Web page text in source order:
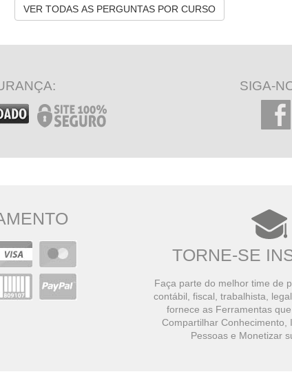
VER TODAS AS PERGUNTAS POR CURSO
SIGA-
TORNE-SE
Faça parte do melhor time de
contábil, fiscal, trabalhista,
fornece as Ferramentas
Compartilhar Conhecimento,
Pessoas e Monetizar